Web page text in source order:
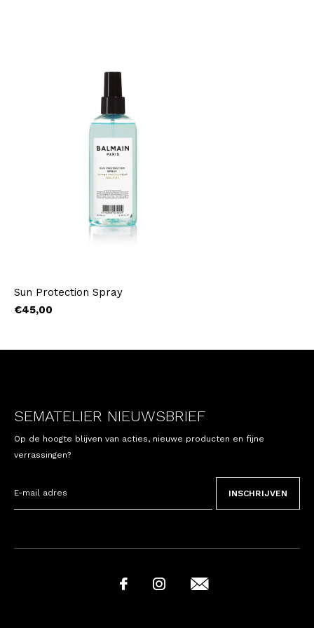
Sun Protection Spray
€45,00
SEMATELIER NIEUWSBRIEF
Op de hoogte blijven van acties, nieuwe producten en fijne
verrassingen?
INSCHRIJVEN